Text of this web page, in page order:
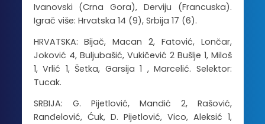
Ivanovski (Crna Gora), Derviju (Francuska).
Igrač više: Hrvatska 14 (9), Srbija 17 (6).
HRVATSKA: Bijač, Macan 2, Fatović, Lončar,
Joković 4, Buljubašić, Vukičević 2 Bušlje 1, Miloš
1, Vrlić 1, Šetka, Garsija 1 , Marcelić. Selektor:
Tucak.
SRBIJA: G. Pijetlović, Mandić 2, Rašović,
Ranđelović, Ćuk, D. Pijetlović, Vico, Aleksić 1,